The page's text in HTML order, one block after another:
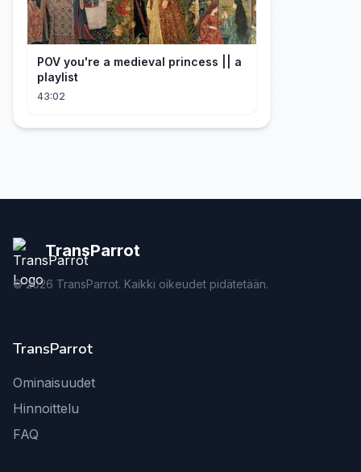
POV you're a medieval princess || a
playlist
43:02
TransParrot
©2026 TransParrot. Kaikki oikeudet pidätetään.
TransParrot
Ominaisuudet
Hinnoittelu
FAQ